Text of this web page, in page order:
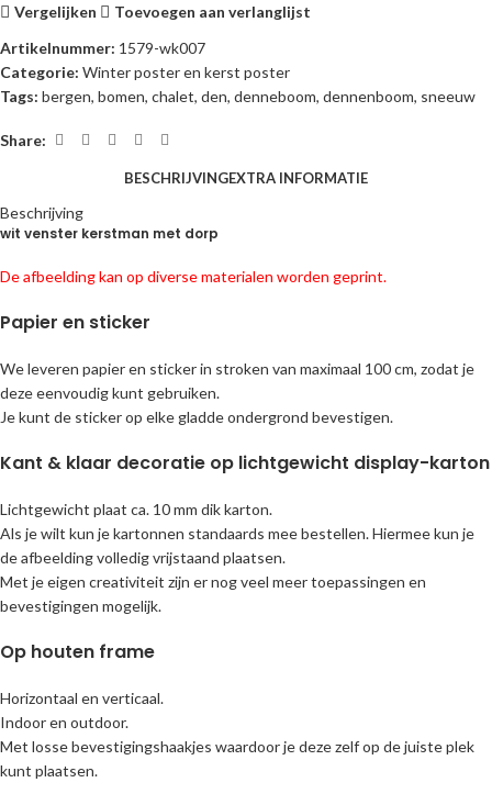
Vergelijken
Toevoegen aan verlanglijst
Artikelnummer: 1579-wk007
Categorie: Winter poster en kerst poster
Tags: bergen, bomen, chalet, den, denneboom, dennenboom, sneeuw
Share:
BESCHRIJVINGEXTRA INFORMATIE
Beschrijving
wit venster kerstman met dorp
De afbeelding kan op diverse materialen worden geprint.
Papier en sticker
We leveren papier en sticker in stroken van maximaal 100 cm, zodat je
deze eenvoudig kunt gebruiken.
Je kunt de sticker op elke gladde ondergrond bevestigen.
Kant & klaar decoratie op lichtgewicht display-karton
Lichtgewicht plaat ca. 10 mm dik karton.
Als je wilt kun je kartonnen standaards mee bestellen. Hiermee kun je
de afbeelding volledig vrijstaand plaatsen.
Met je eigen creativiteit zijn er nog veel meer toepassingen en
bevestigingen mogelijk.
Op houten frame
Horizontaal en verticaal.
Indoor en outdoor.
Met losse bevestigingshaakjes waardoor je deze zelf op de juiste plek
kunt plaatsen.